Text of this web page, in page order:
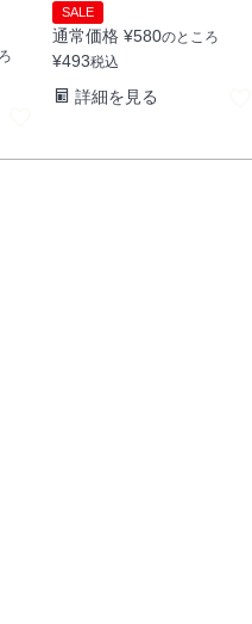
SALE
通常価格 ¥580のところ
¥493税込
詳細を見る